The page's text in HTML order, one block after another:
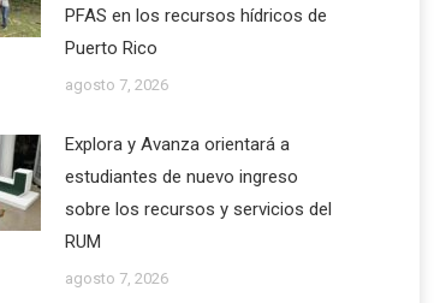
PFAS en los recursos hídricos de
Puerto Rico
agosto 7, 2026
Explora y Avanza orientará a
estudiantes de nuevo ingreso
sobre los recursos y servicios del
RUM
agosto 7, 2026